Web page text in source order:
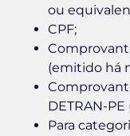
ou
CPF;
(emitido há
DETRAN-
Para